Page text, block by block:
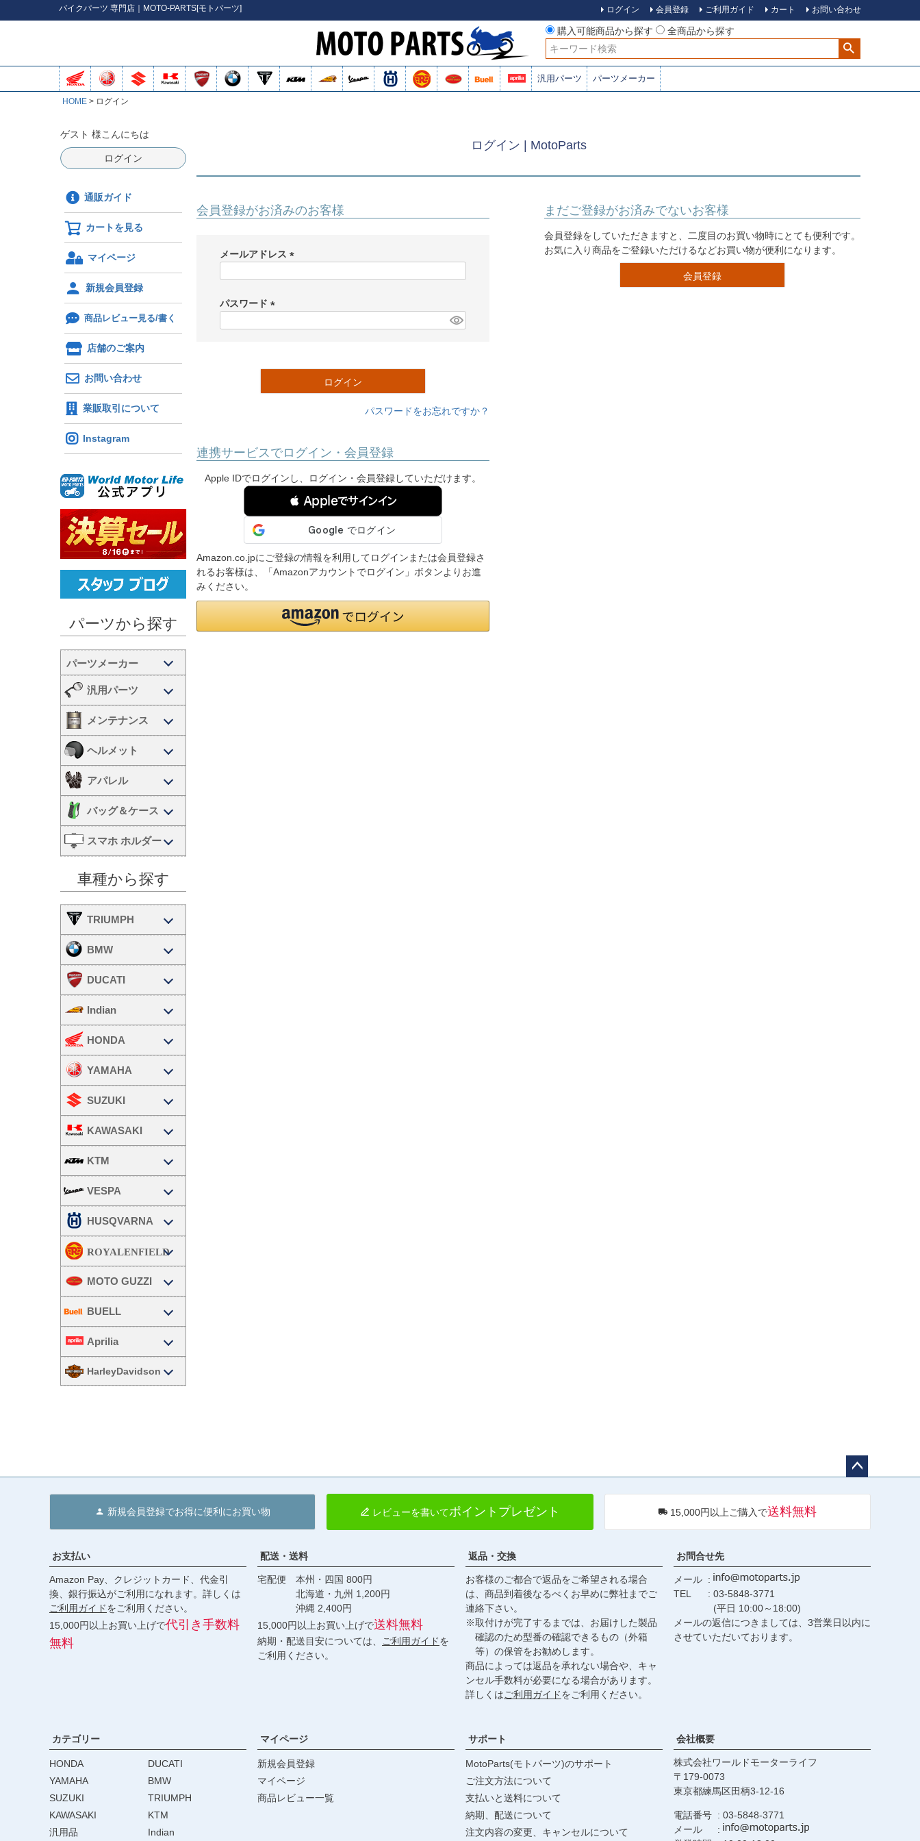
バイクパーツ 専門店｜MOTO-PARTS[モトパーツ] ログイン 会員登録 ご利用ガイド カート お問い合わせ
購入可能商品から探す
全商品から探す
検索
汎用パーツ パーツメーカー
HOME ログイン
ゲスト 様こんにちは
ログイン
通販ガイド
カートを見る
マイページ
新規会員登録
商品レビュー見る/書く
店舗のご案内
お問い合わせ
業販取引について
Instagram
パーツから探す
汎用パーツ
メンテナンス
ヘルメット
アパレル
バッグ＆ケース
スマホ ホルダー
車種から探す
TRIUMPH
BMW
DUCATI
Indian
HONDA
YAMAHA
SUZUKI
KAWASAKI
KTM
VESPA
HUSQVARNA
MOTO GUZZI
BUELL
Aprilia
HarleyDavidson
ログイン | MotoParts
会員登録がお済みのお客様
メールアドレス
)
パスワード
ログイン
パスワードをお忘れですか？
連携サービスでログイン・会員登録
Apple IDでログインし、ログイン・会員登録していただけます。
 Appleでサインイン
Amazon.co.jpにご登録の情報を利用してログインまたは会員登録さ
れるお客様は、「Amazonアカウントでログイン」ボタンよりお進
みください。
まだご登録がお済みでないお客様
会員登録をしていただきますと、二度目のお買い物時にとても便利です。
お気に入り商品をご登録いただけるなどお買い物が便利になります。
会員登録
へ
新規会員登録でお得に便利にお買い物 レビューを書いてポイントプレゼント 15,000円以上ご購入で送料無料
お支払い
Amazon Pay、クレジットカード、代金引
換、銀行振込がご利用になれます。詳しくは
ご利用ガイドをご利用ください。
15,000円以上お買い上げで代引き手数料
無料
配送・送料
宅配便 本州・四国 800円
北海道・九州 1,200円
沖縄 2,400円
15,000円以上お買い上げで送料無料
納期・配送目安については、 ご利用ガイドを
ご利用ください。
返品・交換
お客様のご都合で返品をご希望される場合
は、商品到着後なるべくお早めに弊社までご
連絡下さい。
※取付けが完了するまでは、お届けした製品
確認のため型番の確認できるもの（外箱
等）の保管をお勧めします。
商品によっては返品を承れない場合や、キャ
ンセル手数料が必要になる場合があります。
詳しくはご利用ガイドをご利用ください。
お問合せ先
メール
TEL
03-5848-3771
(平日 10:00～18:00)
メールの返信につきましては、3営業日以内に
させていただいております。
カテゴリー
HONDA
YAMAHA
SUZUKI
KAWASAKI
汎用品
DUCATI
BMW
TRIUMPH
KTM
Indian
マイページ
新規会員登録
マイページ
商品レビュー一覧
サポート
MotoParts(モトパーツ)のサポート
ご注文方法について
支払いと送料について
納期、配送について
注文内容の変更、キャンセルについて
会社概要
株式会社ワールドモーターライフ
179-0073
東京都練馬区田柄3-12-16
電話番号
03-5848-3771
メール